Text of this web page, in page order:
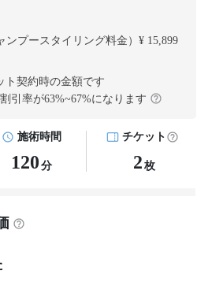
ンプースタイリング料金）¥ 15,899
ト契約時の金額です
引率が63%~67%になります
施術時間
120 分
チケット
2 枚